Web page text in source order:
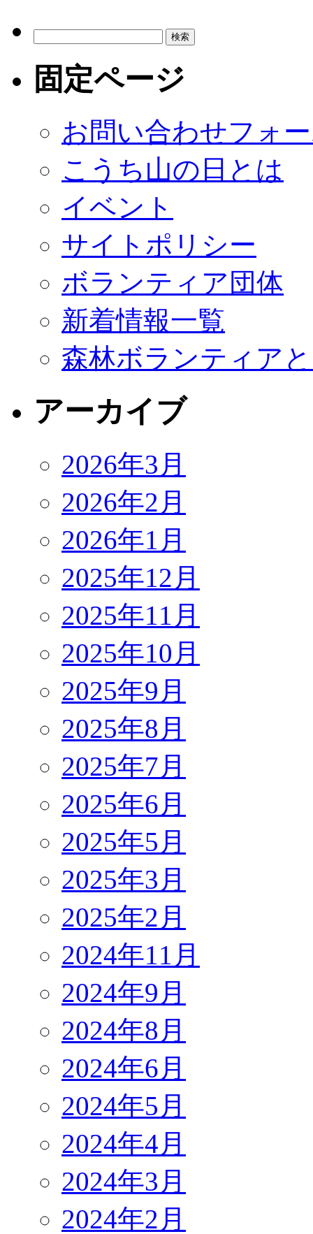
固定ページ
お問い合わせフォ
こうち山の日とは
イベント
サイトポリシー
ボランティア団体
新着情報一覧
森林ボランティア
アーカイブ
2026年3月
2026年2月
2026年1月
2025年12月
2025年11月
2025年10月
2025年9月
2025年8月
2025年7月
2025年6月
2025年5月
2025年3月
2025年2月
2024年11月
2024年9月
2024年8月
2024年6月
2024年5月
2024年4月
2024年3月
2024年2月